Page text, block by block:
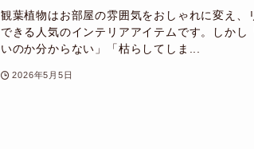
観葉植物はお部屋の雰囲気をおしゃれに変え、
できる人気のインテリアアイテムです。しかし
いのか分からない」「枯らしてしま...
2026年5月5日